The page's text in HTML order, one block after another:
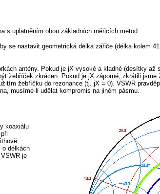
s uplatněním obou základních měřicích metod.
se nastavit geometrická délka zářiče (délka kolem
antény. Pokud je jX vysoké a kladné (desítky
žebříček zkrácen. Pokud je jX záporné, zkrátili
žebříčku do rezonance (tj. jX = 0). VSWR
musíme-li udělat kompromis na jiném pásmu.
koaxiálu
o délkách
je